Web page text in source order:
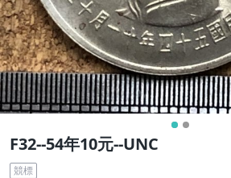
F32--54年10元--UNC
競標